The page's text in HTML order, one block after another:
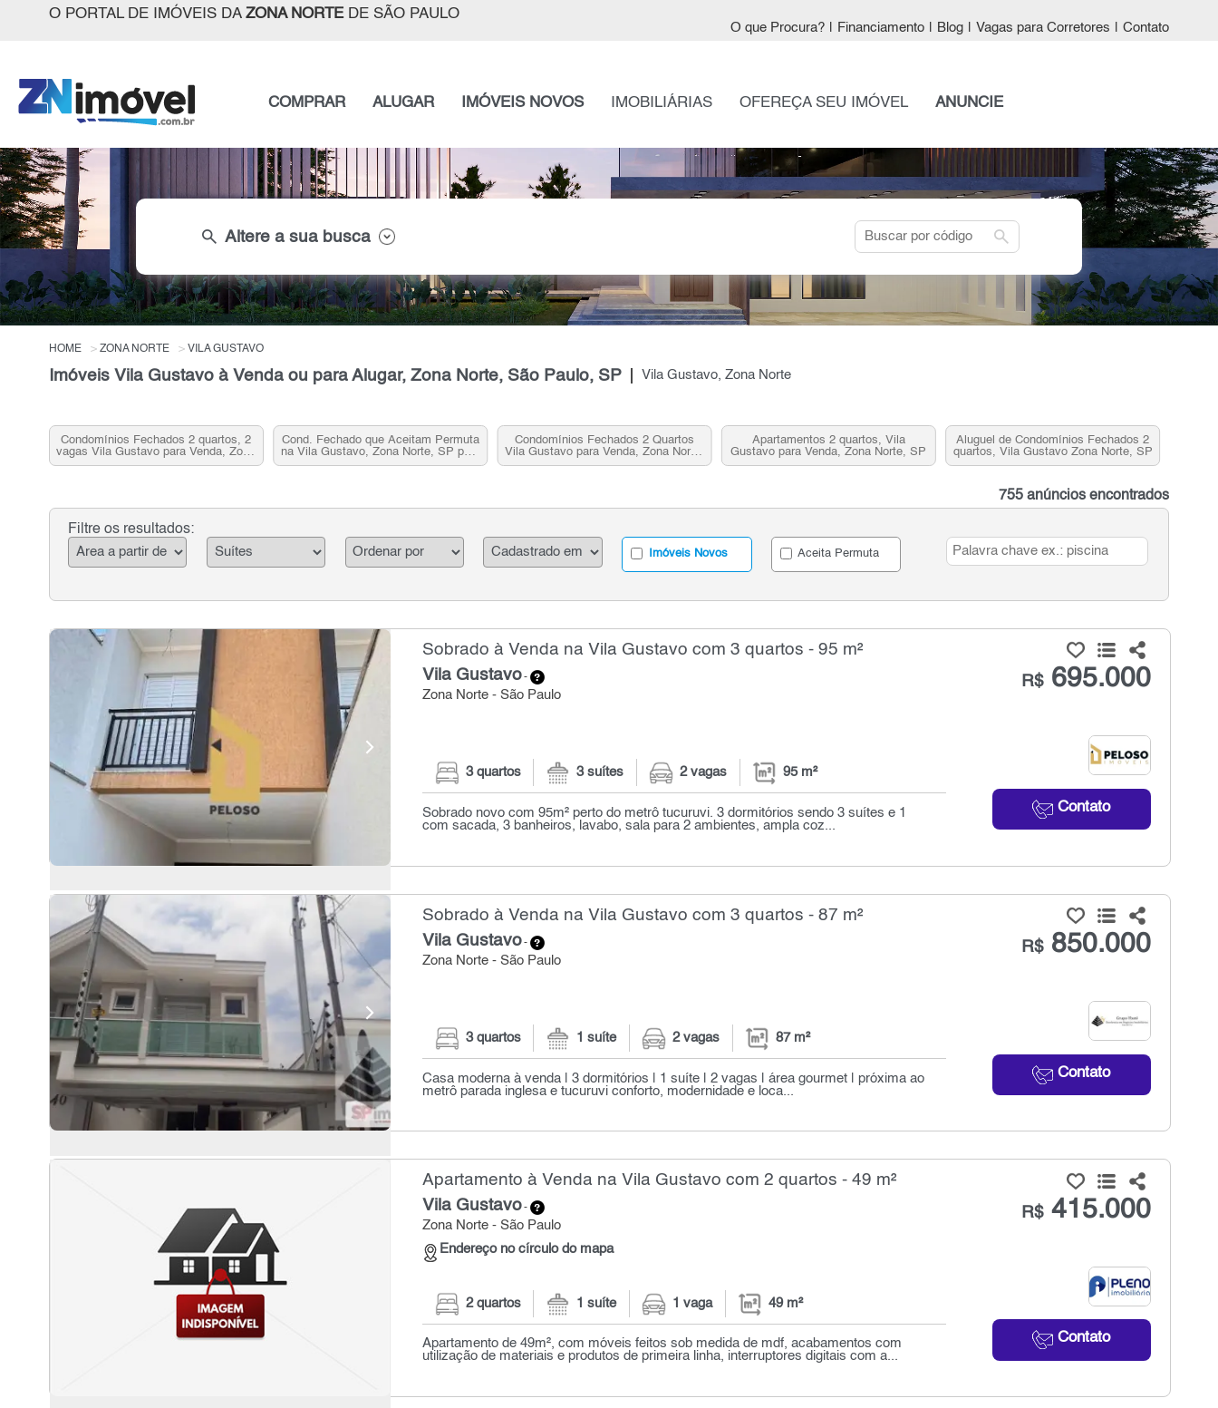
O PORTAL DE IMÓVEIS DA ZONA NORTEDE SÃO PAULO
O que Procura? Financiamento Blog Vagas para Corretores Contato
COMPRAR ALUGAR IMÓVEIS NOVOS IMOBILIÁRIAS OFEREÇA SEU IMÓVEL ANUNCIE
search Altere a sua busca search
HOME ZONA NORTE VILA GUSTAVO
Imóveis Vila Gustavo à Venda ou para Alugar, Zona Norte, São Paulo, SP Vila Gustavo, Zona Norte
Condomínios Fechados 2 quartos, 2
vagas Vila Gustavo para Venda, Zona
Norte, SP
Cond. Fechado que Aceitam Permuta
na Vila Gustavo, Zona Norte, SP para
Venda
Condomínios Fechados 2 Quartos
Vila Gustavo para Venda, Zona Norte,
SP
Apartamentos 2 quartos, Vila
Gustavo para Venda, Zona Norte, SP
Aluguel de Condomínios Fechados 2
quartos, Vila Gustavo Zona Norte, SP
755 anúncios encontrados
Filtre os resultados:
Imóveis Novos Aceita Permuta
Sobrado à Venda na Vila Gustavo com 3 quartos - 95 m²
Vila Gustavo-
Zona Norte - São Paulo
R$695.000
Contato
3 quartos 3 suítes 2 vagas 95 m²
Sobrado novo com 95m² perto do metrô tucuruvi. 3 dormitórios sendo 3 suítes e 1
com sacada, 3 banheiros, lavabo, sala para 2 ambientes, ampla coz...
Sobrado à Venda na Vila Gustavo com 3 quartos - 87 m²
Vila Gustavo-
Zona Norte - São Paulo
R$850.000
Contato
3 quartos 1 suíte 2 vagas 87 m²
Casa moderna à venda | 3 dormitórios | 1 suíte | 2 vagas | área gourmet | próxima ao
metrô parada inglesa e tucuruvi conforto, modernidade e loca...
Apartamento à Venda na Vila Gustavo com 2 quartos - 49 m²
Vila Gustavo-
Zona Norte - São Paulo
Endereço no círculo do mapa
R$415.000
Contato
2 quartos 1 suíte 1 vaga 49 m²
Apartamento de 49m², com móveis feitos sob medida de mdf, acabamentos com
utilização de materiais e produtos de primeira linha, interruptores digitais com a...